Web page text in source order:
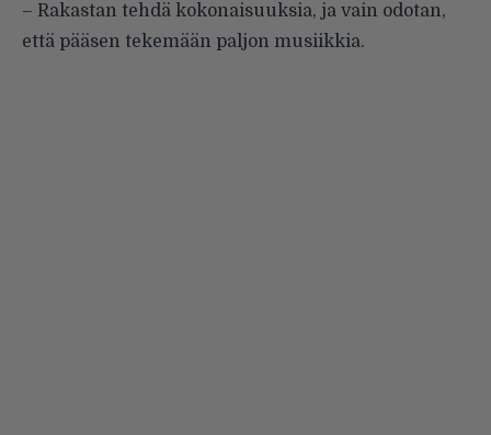
– Rakastan tehdä kokonaisuuksia, ja vain odotan,
että pääsen tekemään paljon musiikkia.